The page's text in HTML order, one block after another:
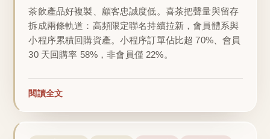
茶飲產品好複製、顧客忠誠度低。喜茶把聲量與留存
拆成兩條軌道：高頻限定聯名持續拉新，會員體系與
小程序累積回購資產。小程序訂單佔比超 70%、會員
30 天回購率 58%，非會員僅 22%。
閱讀全文